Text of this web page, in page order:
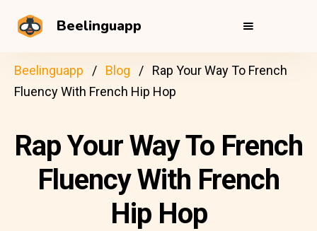
Beelinguapp
Beelinguapp Blog
Rap Your Way To French
Fluency With French Hip Hop
Rap Your Way To French
Fluency With French
Hip Hop